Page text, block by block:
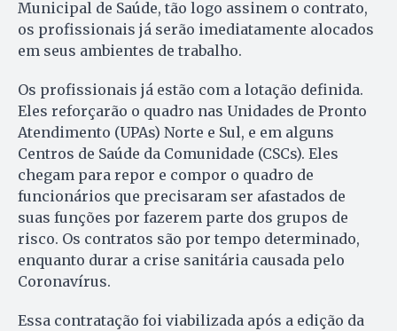
Municipal de Saúde, tão logo assinem o contrato,
os profissionais já serão imediatamente alocados
em seus ambientes de trabalho.
Os profissionais já estão com a lotação definida.
Eles reforçarão o quadro nas Unidades de Pronto
Atendimento (UPAs) Norte e Sul, e em alguns
Centros de Saúde da Comunidade (CSCs). Eles
chegam para repor e compor o quadro de
funcionários que precisaram ser afastados de
suas funções por fazerem parte dos grupos de
risco. Os contratos são por tempo determinado,
enquanto durar a crise sanitária causada pelo
Coronavírus.
Essa contratação foi viabilizada após a edição da